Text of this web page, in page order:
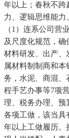
年以上；春秋不跨
力、逻辑思维能力
（1）连系公司营
及尺度化规范，
材料研发、出产、
属材料制制商和
务，水泥、商混、
程手艺办事等7项
理、税务办理、预
各项工做，该当具
年以上工做履历。